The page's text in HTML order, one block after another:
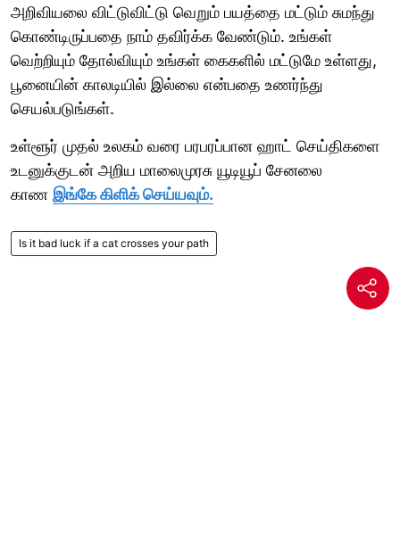
அறிவியலை விட்டுவிட்டு வெறும் பயத்தை மட்டும் சுமந்து
கொண்டிருப்பதை நாம் தவிர்க்க வேண்டும். உங்கள்
வெற்றியும் தோல்வியும் உங்கள் கைகளில் மட்டுமே உள்ளது,
பூனையின் காலடியில் இல்லை என்பதை உணர்ந்து
செயல்படுங்கள்.
உள்ளூர் முதல் உலகம் வரை பரபரப்பான ஹாட் செய்திகளை
உடனுக்குடன் அறிய மாலைமுரசு யூடியூப் சேனலை
காண இங்கே கிளிக் செய்யவும்.
Is it bad luck if a cat crosses your path